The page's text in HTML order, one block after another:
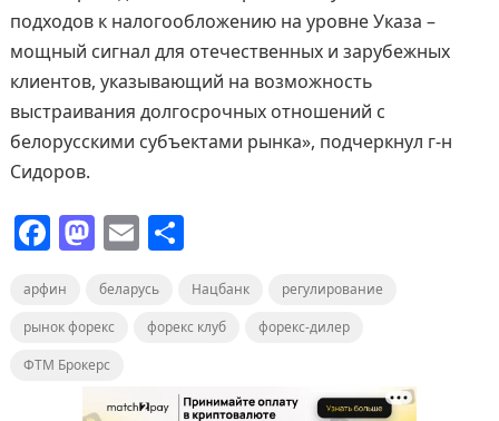
подходов к налогообложению на уровне Указа –
мощный сигнал для отечественных и зарубежных
клиентов, указывающий на возможность
выстраивания долгосрочных отношений с
белорусскими субъектами рынка», подчеркнул г-н
Сидоров.
F
c
e
b
M
st
o
d
o
E
ai
l
О
п
р
в
арфин беларусь Нацбанк
регулирование
рынок форекс
форекс клуб
форекс-дилер
ФТМ Брокерс